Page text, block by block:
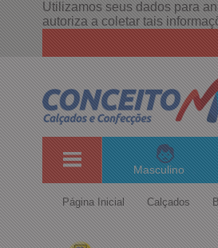
Utilizamos seus dados para
autoriza a coletar tais
Masculino
Página Inicial Calçados